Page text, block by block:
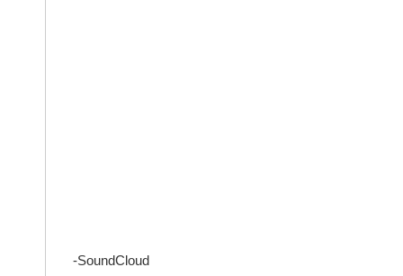
-SoundCloud